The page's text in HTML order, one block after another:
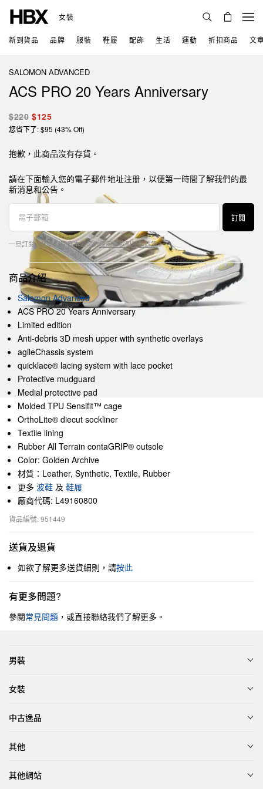
女裝
新到貨品 品牌 服裝 鞋履 配飾 生活 運動 折扣商品 文
SALOMON ADVANCED
ACS PRO 20 Years Anniversary
$220 $125
您省下了: $95 (43% Off)
抱歉，此商品沒有存貨。
請在下面輸入您的電子郵件地址注册，以便第一時間了解我們的最
新消息和公告。
訂閱
一旦訂閱，代表您同意本公司的使用條款和隱私政策。
商品介紹
Salomon Advanced
ACS PRO 20 Years Anniversary
Limited edition
Anti-debris 3D mesh upper with synthetic overlays
agileChassis system
quicklace® lacing system with lace pocket
Protective mudguard
Medial protective pad
Molded TPU Sensifit™ cage
OrthoLite® diecut sockliner
Textile lining
Rubber All Terrain contaGRIP® outsole
Color: Golden Archive
材質：Leather, Synthetic, Textile, Rubber
更多 波鞋 及 鞋履
廠商代碼: L49160800
貨品編號: 951449
送貨及退貨
如欲了解更多送貨細則，請按此
有更多問題?
參閱常見問題 ，或直接聯絡我們了解更多。
男裝
女裝
中古逸品
其他
其他網站